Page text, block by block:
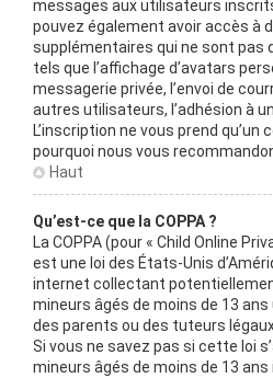
messages aux utilisateurs
pouvez également avoir accès à
supplémentaires qui ne sont pas
tels que l’affichage d’avatars
messagerie privée, l’envoi de
autres utilisateurs, l’adhésion à
L’inscription ne vous prend qu’un
pourquoi nous vous
Haut
Qu’est-ce que la COPPA ?
La COPPA (pour « Child Online
est une loi des États-Unis
internet collectant
mineurs âgés de moins de 13
des parents ou des tuteurs
Si vous ne savez pas si cette loi
mineurs âgés de moins de 13